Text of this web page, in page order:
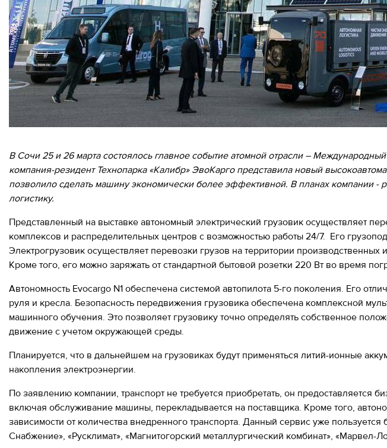
INFORMATION FOR
RESIDENTS
Moscow, SVAO, Godovikova str., 9
Alekseyevskaya metro station
+7 (495) 280-17-17
+7 (495) 280-45-55
ИНФОРМАЦИЯ
ДЛЯ
РЕЗИДЕНТОВ
ЛИЧНЫЙ
КАБИНЕТ
+7
280-
17-
17
(495)
280-
45-
55
Moscow,
Godovikova
str.,
9
metro
hours
9:00
-
18:00
Mon-
В Сочи 25 и 26 марта состоялось главное событие атомной отрасли –
компания-резидент Технопарка «Калибр» ЭвоКарго представила новый
позволило сделать машину экономически более эффективной. В планах компании
логистику.
Представленный на выставке автономный электрический грузовик осуществляет
комплексов и распределительных центров с возможностью работы 24/7. Его
Электрогрузовик осуществляет перевозки грузов на территории
Кроме того, его можно заряжать от стандартной бытовой розетки 220 Вт во время
Автономность Evocargo N1 обеспечена системой автопилота 5-го поколения. Его
руля и кресла. Безопасность передвижения грузовика обеспечена комплексной
машинного обучения. Это позволяет грузовику точно определять собственное
движение с учетом окружающей среды.
Планируется, что в дальнейшем на грузовиках будут применяться литий-ионные
накопления электроэнергии.
По заявлению компании, транспорт не требуется приобретать, он предоставляется
включая обслуживание машины, перекладывается на поставщика. Кроме того,
зависимости от количества внедренного транспорта. Данный сервис уже
Снабжение», «Русклимат», «Магнитогорский металлургический комбинат», «Марвел-